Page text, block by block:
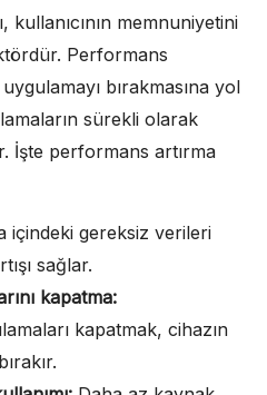
kullanıcının memnuniyetini
Performans
bırakmasına yol
sürekli olarak
İşte performans artırma
içindeki gereksiz verileri
sağlar.
kapatma:
kapatmak, cihazın